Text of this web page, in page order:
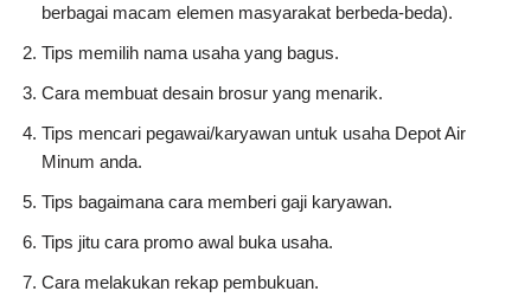
berbagai macam elemen masyarakat berbeda-beda).
Tips memilih nama usaha yang bagus.
Cara membuat desain brosur yang menarik.
Tips mencari pegawai/karyawan untuk usaha Depot Air
Minum anda.
Tips bagaimana cara memberi gaji karyawan.
Tips jitu cara promo awal buka usaha.
Cara melakukan rekap pembukuan.